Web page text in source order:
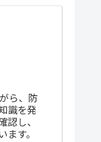
ら、防
識を発
し、
す。